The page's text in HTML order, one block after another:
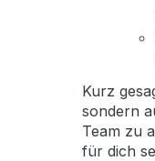
Kurz
sondern
Team zu
für dich